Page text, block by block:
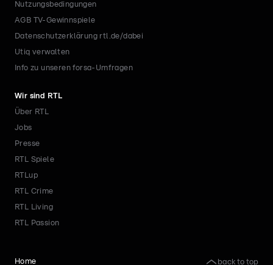
Nutzungsbedingungen
AGB TV-Gewinnspiele
Datenschutzerklärung rtl.de/dabei
Utiq verwalten
Info zu unseren forsa-Umfragen
Wir sind RTL
Über RTL
Jobs
Presse
RTL Spiele
RTLup
RTL Crime
RTL Living
RTL Passion
Home back to top